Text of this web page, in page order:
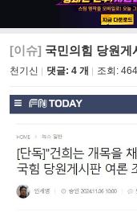
[이슈] 국민의힘 당원게
천기신 댓글: 4 개 조회: